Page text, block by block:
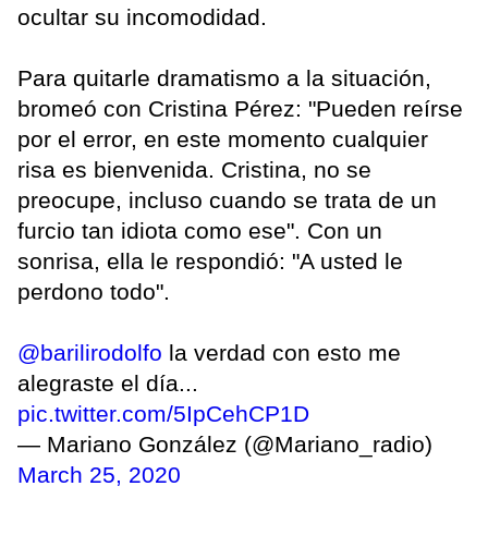
ocultar su incomodidad.
Para quitarle dramatismo a la situación,
bromeó con Cristina Pérez: "Pueden reírse
por el error, en este momento cualquier
risa es bienvenida. Cristina, no se
preocupe, incluso cuando se trata de un
furcio tan idiota como ese". Con un
sonrisa, ella le respondió: "A usted le
perdono todo".
@barilirodolfo la verdad con esto me
alegraste el día...
pic.twitter.com/5IpCehCP1D
— Mariano González (@Mariano_radio)
March 25, 2020